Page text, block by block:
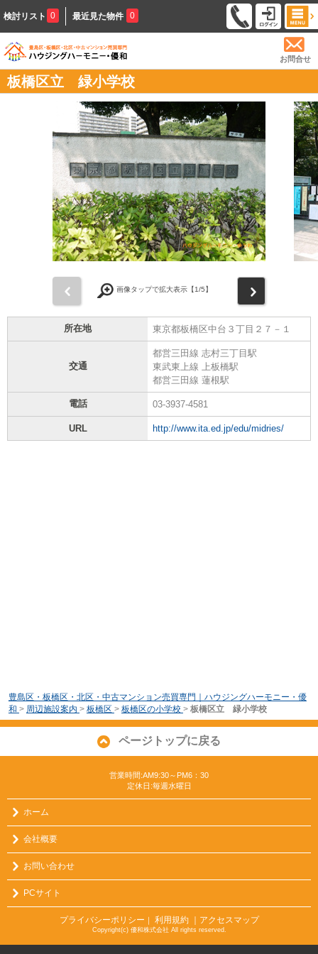
検討リスト 0 最近見た物件 0
お問合せ
板橋区立 緑小学校
画像タップで拡大表示【1/5】
所在地 東京都板橋区中台３丁目２７－１
交通
都営三田線 志村三丁目駅
東武東上線 上板橋駅
都営三田線 蓮根駅
電話 03-3937-4581
URL http://www.ita.ed.jp/edu/midries/
豊島区・板橋区・北区・中古マンション売買専門｜ハウジングハーモニー・優
和 > 周辺施設案内 > 板橋区 > 板橋区の小学校 > 板橋区立 緑小学校
ページトップに戻る
営業時間:AM9:30～PM6：30
定休日:毎週水曜日
ホーム
会社概要
お問い合わせ
PCサイト
プライバシーポリシー ｜ 利用規約 ｜アクセスマップ
Copyright(c) 優和株式会社 All rights reserved.